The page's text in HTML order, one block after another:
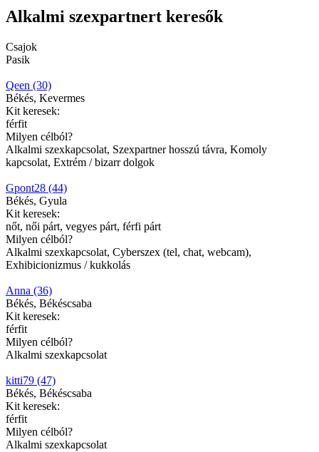
Alkalmi szexpartnert keresők
Csajok
Pasik
Qeen (30)
Békés, Kevermes
Kit keresek:
férfit
Milyen célból?
Alkalmi szexkapcsolat, Szexpartner hosszú távra, Komoly
kapcsolat, Extrém / bizarr dolgok
Gpont28 (44)
Békés, Gyula
Kit keresek:
nőt, női párt, vegyes párt, férfi párt
Milyen célból?
Alkalmi szexkapcsolat, Cyberszex (tel, chat, webcam),
Exhibicionizmus / kukkolás
Anna (36)
Békés, Békéscsaba
Kit keresek:
férfit
Milyen célból?
Alkalmi szexkapcsolat
kitti79 (47)
Békés, Békéscsaba
Kit keresek:
férfit
Milyen célból?
Alkalmi szexkapcsolat